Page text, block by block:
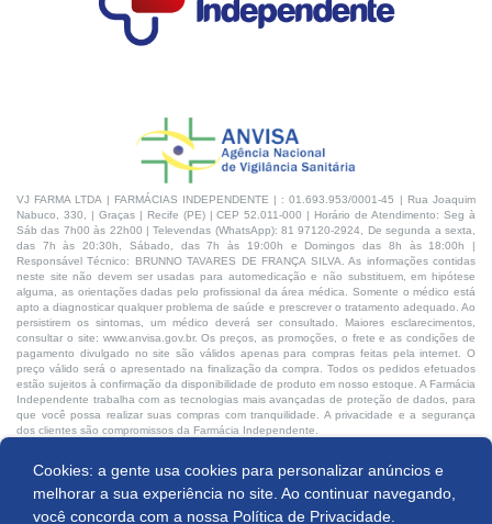
Produto indisponível
Cookies: a gente usa cookies para personalizar anúncios e
melhorar a sua experiência no site. Ao continuar navegando,
você concorda com a nossa Política de Privacidade.
VJ FARMA LTDA | FARMÁCIAS INDEPENDENTE | : 01.693.953/0001-45 | Rua Joaquim
Nabuco, 330, | Graças | Recife (PE) | CEP 52.011-000 | Horário de Atendimento: Seg à
Sáb das 7h00 às 22h00 | Televendas (WhatsApp): 81 97120-2924, De segunda a sexta,
das 7h às 20:30h, Sábado, das 7h às 19:00h e Domingos das 8h às 18:00h |
Responsável Técnico: BRUNNO TAVARES DE FRANÇA SILVA. As informações contidas
neste site não devem ser usadas para automedicação e não substituem, em hipótese
alguma, as orientações dadas pelo profissional da área médica. Somente o médico está
apto a diagnosticar qualquer problema de saúde e prescrever o tratamento adequado. Ao
persistirem os sintomas, um médico deverá ser consultado. Maiores esclarecimentos,
consultar o site: www.anvisa.gov.br. Os preços, as promoções, o frete e as condições de
pagamento divulgado no site são válidos apenas para compras feitas pela internet. O
preço válido será o apresentado na finalização da compra. Todos os pedidos efetuados
estão sujeitos à confirmação da disponibilidade de produto em nosso estoque. A Farmácia
Independente trabalha com as tecnologias mais avançadas de proteção de dados, para
que você possa realizar suas compras com tranquilidade. A privacidade e a segurança
dos clientes são compromissos da Farmácia Independente.
Desenvolvido por: